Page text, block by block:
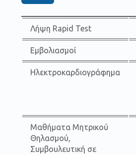
Λήψη Rapid Test
Εμβολιασμοί
Ηλεκτροκαρδιογράφημα
Μαθήματα Μητρικού
Θηλασμού,
Συμβουλευτική σε